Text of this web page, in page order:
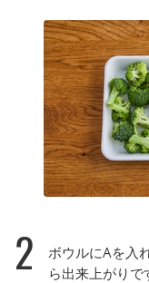
2
ボウルにAを入
ら出来上がりで